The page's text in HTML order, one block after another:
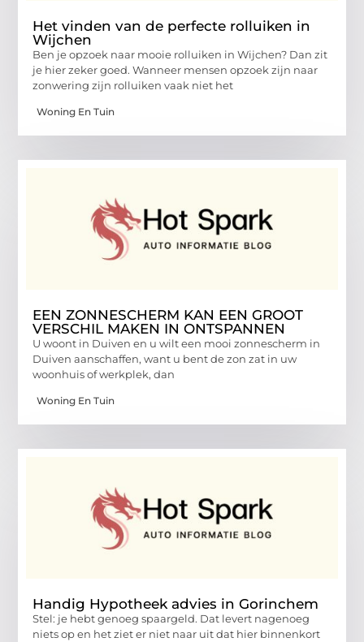
Het vinden van de perfecte rolluiken in
Wijchen
Ben je opzoek naar mooie rolluiken in Wijchen? Dan zit
je hier zeker goed. Wanneer mensen opzoek zijn naar
zonwering zijn rolluiken vaak niet het
Woning En Tuin
EEN ZONNESCHERM KAN EEN GROOT
VERSCHIL MAKEN IN ONTSPANNEN
U woont in Duiven en u wilt een mooi zonnescherm in
Duiven aanschaffen, want u bent de zon zat in uw
woonhuis of werkplek, dan
Woning En Tuin
Handig Hypotheek advies in Gorinchem
Stel: je hebt genoeg spaargeld. Dat levert nagenoeg
niets op en het ziet er niet naar uit dat hier binnenkort